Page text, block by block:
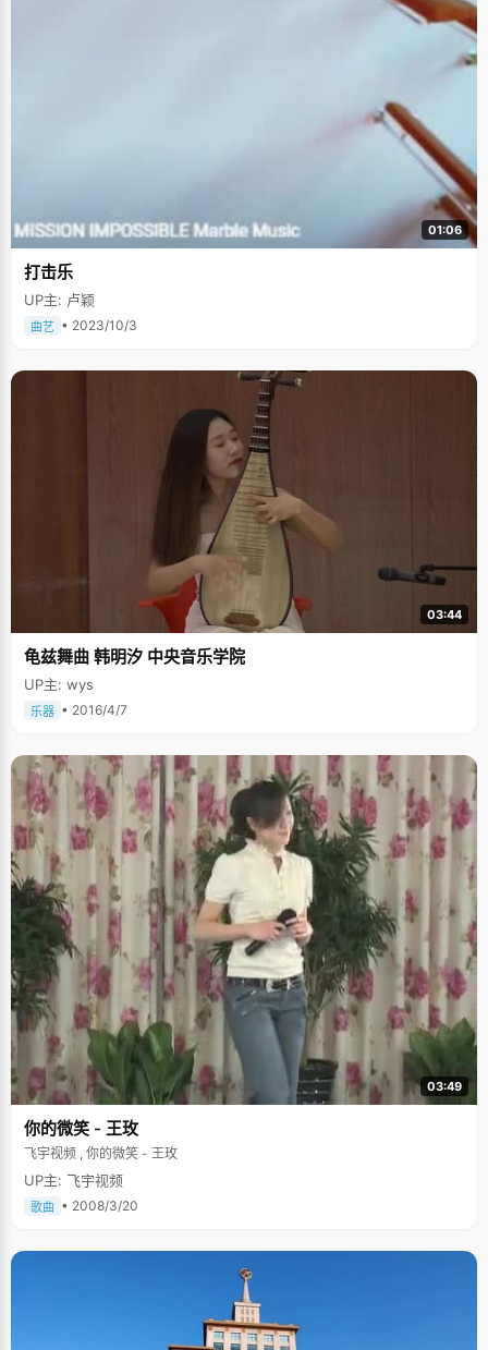
01:06
打击乐
UP主: 卢颖
曲艺 • 2023/10/3
03:44
龟兹舞曲 韩明汐 中央音乐学院
UP主: wys
乐器 • 2016/4/7
03:49
你的微笑 - 王玫
飞宇视频 , 你的微笑 - 王玫
UP主: 飞宇视频
歌曲 • 2008/3/20